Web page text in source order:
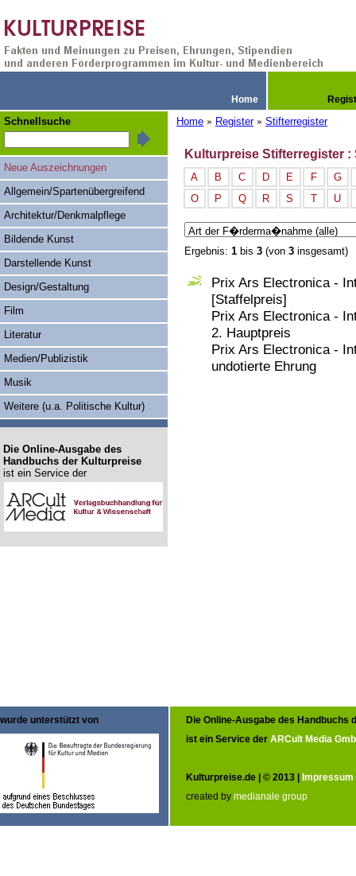
Home
Home » Register » Stifterregister
Kulturpreise Stifterregister :
A B C D E F
G
O
P Q R S T U
Ergebnis: 1 bis 3 (von 3 insgesamt)
Prix Ars Electronica -
[Staffelpreis]
Prix Ars Electronica -
2. Hauptpreis
Prix Ars Electronica -
undotierte Ehrung
Schnellsuche
Neue Auszeichnungen
Allgemein/Spartenübergreifend
Architektur/Denkmalpflege
Bildende Kunst
Darstellende Kunst
Design/Gestaltung
Film
Literatur
Medien/Publizistik
Musik
Weitere (u.a. Politische Kultur)
Die Online-Ausgabe des
Handbuchs der Kulturpreise
ist ein Service der
wurde unterstützt von
Die Online-Ausgabe des Handbuchs
ist ein Service der ARCult Media
Kulturpreise.de | © 2013 | Impressum
created by medianale group